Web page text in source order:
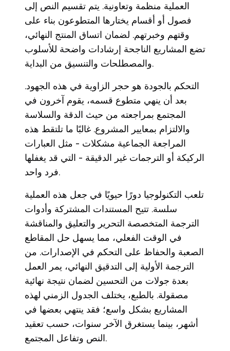
العملية منظمة وتعاونية. يتم تقسيم النص إلى
فصول أو أقسام يختارها المتطوعون بناء على
وقتهم وخبرتهم. لضمان اتساق المنتج النهائي،
تضع المشاريع الناجحة إرشادات واضحة للأسلوب
والمصطلحات والتنسيق من البداية.
التحكم بالجودة هو حجر الزاوية في هذه الجهود.
بعد أن ينهي متطوع قسمه، يقوم آخرون في
المجتمع بمراجعته من حيث الدقة والسلاسة
والالتزام بمعايير المشروع. غالبًا ما تلتقط هذه
المراجعة الجماعية مشكلات - مثل العبارات
الركيكة أو الترجمات غير الدقيقة - التي قد يغفلها
فرد واحد.
تلعب التكنولوجيا دورًا حيويًا في جعل هذه العملية
سلسة. تتيح المستندات المشتركة وأدوات
الترجمة المتخصصة التحرير والتعليق والمناقشة
في الوقت الفعلي، مما يسهل حل المقاطع
الصعبة والحفاظ على التحكم في الإصدارات. من
الترجمة الأولية إلى التدقيق النهائي، يمر العمل
بعدة جولات من التحسين لضمان نتيجة نهائية
مصقولة. بالطبع، يختلف الجدول الزمني لهذه
المشاريع بشكل واسع؛ فقد ينتهي بعضها في
أشهر، بينما يستغرق الآخر سنوات، حسب تعقيد
النص وتفاعل المجتمع.